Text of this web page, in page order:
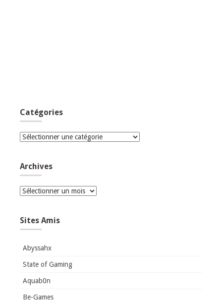
Catégories
Catégories
Archives
Archives
Sites Amis
Abyssahx
State of Gaming
Aquab0n
Be-Games